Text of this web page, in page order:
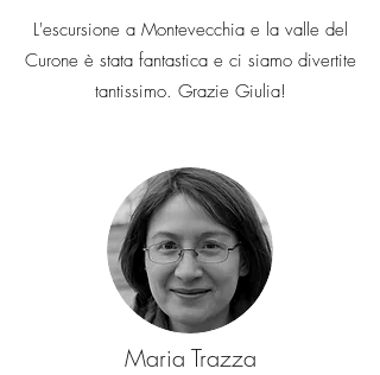
EXPERIENCEnon possono
essere rimborsati.L'importo di
tali costi verrà detratto
dall'importo del rimborso, se
dovuto
L'escursione a Montevecchia e la valle del
Curone è stata fantastica e ci siamo divertite
tantissimo. Grazie Giulia!
Maria Trazza